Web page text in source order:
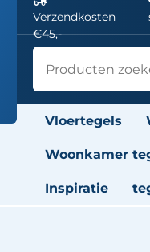
Verzendkosten
€45,-
Vloertegels
Woonkamer
Inspiratie